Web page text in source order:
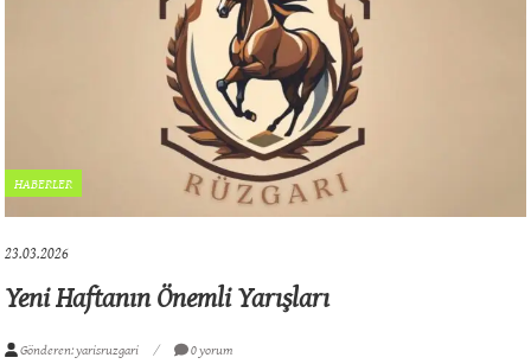
HABERLER
23.03.2026
Yeni Haftanın Önemli Yarışları
Gönderen: yarisruzgari 0 yorum